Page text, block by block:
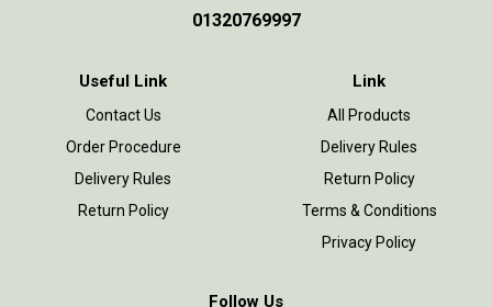
01320769997
Useful Link
Contact Us
Order Procedure
Delivery Rules
Return Policy
Link
All Products
Delivery Rules
Return Policy
Terms & Conditions
Privacy Policy
Follow Us